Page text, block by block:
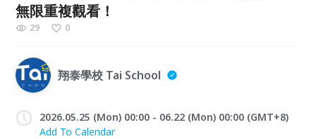
無限重複觀看！
29 0
翔泰學校 Tai School
2026.05.25 (Mon) 00:00 - 06.22 (Mon) 00:00 (GMT+8)
Add To Calendar